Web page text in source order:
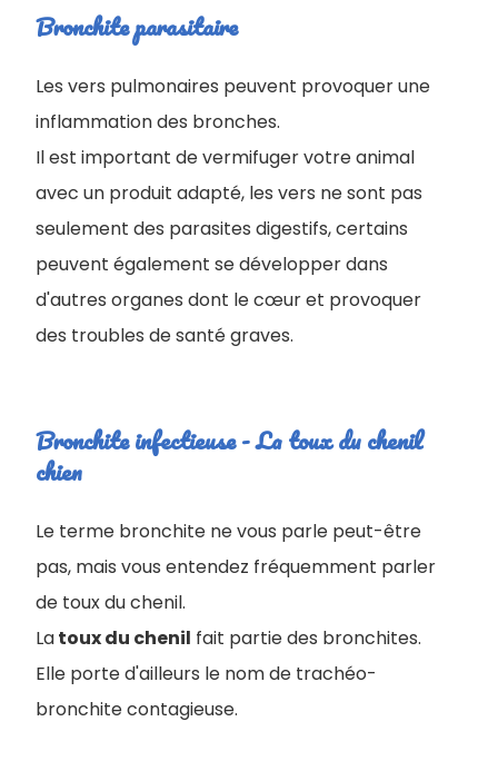
Bronchite parasitaire
Les vers pulmonaires peuvent provoquer une
inflammation des bronches.
Il est important de vermifuger votre animal
avec un produit adapté, les vers ne sont pas
seulement des parasites digestifs, certains
peuvent également se développer dans
d'autres organes dont le cœur et provoquer
des troubles de santé graves.
Bronchite infectieuse - La toux du chenil
chien
Le terme bronchite ne vous parle peut-être
pas, mais vous entendez fréquemment parler
de toux du chenil.
Latoux du chenil fait partie des bronchites.
Elle porte d'ailleurs le nom de trachéo-
bronchite contagieuse.